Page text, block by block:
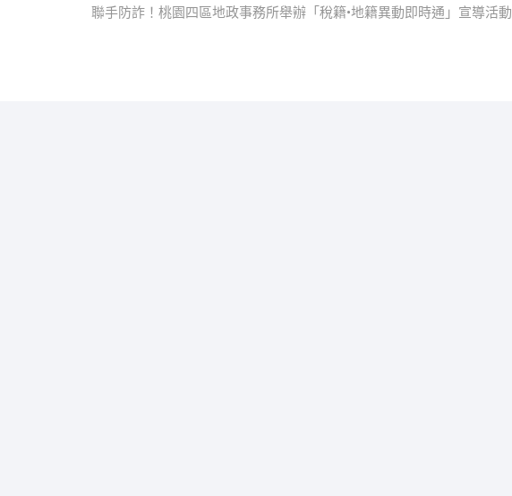
post:
聯手防詐！桃園四區地政事務所舉辦「稅籍•地籍異動即時通」宣導活動